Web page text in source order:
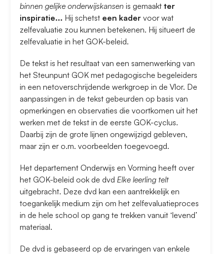
binnen gelijke onderwijskansen is gemaakt ter
inspiratie... Hij schetst een kader voor wat
zelfevaluatie zou kunnen betekenen. Hij situeert de
zelfevaluatie in het GOK-beleid.
De tekst is het resultaat van een samenwerking van
het Steunpunt GOK met pedagogische begeleiders
in een netoverschrijdende werkgroep in de Vlor. De
aanpassingen in de tekst gebeurden op basis van
opmerkingen en observaties die voortkomen uit het
werken met de tekst in de eerste GOK-cyclus.
Daarbij zijn de grote lijnen ongewijzigd gebleven,
maar zijn er o.m. voorbeelden toegevoegd.
Het departement Onderwijs en Vorming heeft over
het GOK-beleid ook de dvd Elke leerling telt
uitgebracht. Deze dvd kan een aantrekkelijk en
toegankelijk medium zijn om het zelfevaluatieproces
in de hele school op gang te trekken vanuit ‘levend’
materiaal.
De dvd is gebaseerd op de ervaringen van enkele